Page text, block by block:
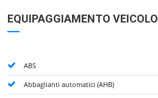
EQUIPAGGIAMENTO VEICOLO
ABS
Abbaglianti automatici (AHB)